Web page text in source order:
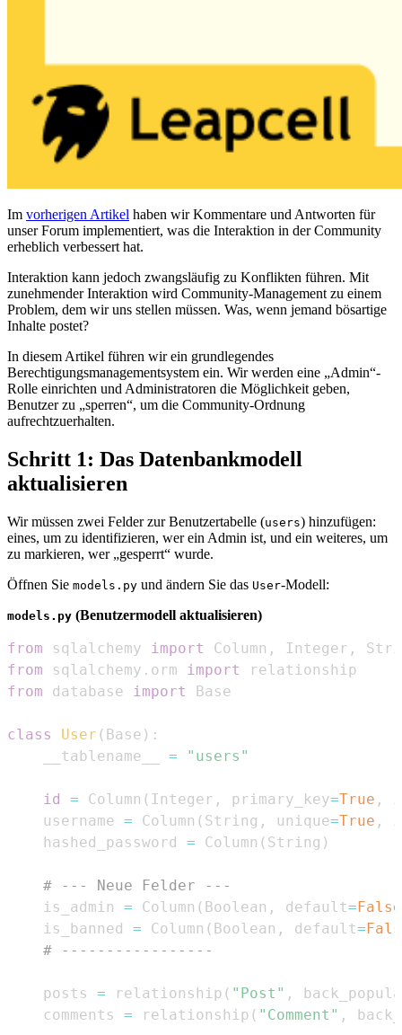
Im vorherigen Artikel haben wir Kommentare und Antworten für
unser Forum implementiert, was die Interaktion in der Community
erheblich verbessert hat.
Interaktion kann jedoch zwangsläufig zu Konflikten führen. Mit
zunehmender Interaktion wird Community-Management zu einem
Problem, dem wir uns stellen müssen. Was, wenn jemand bösartige
Inhalte postet?
In diesem Artikel führen wir ein grundlegendes
Berechtigungsmanagementsystem ein. Wir werden eine „Admin“-
Rolle einrichten und Administratoren die Möglichkeit geben,
Benutzer zu „sperren“, um die Community-Ordnung
aufrechtzuerhalten.
Schritt 1: Das Datenbankmodell
aktualisieren
Wir müssen zwei Felder zur Benutzertabelle (users) hinzufügen:
eines, um zu identifizieren, wer ein Admin ist, und ein weiteres, um
zu markieren, wer „gesperrt“ wurde.
Öffnen Sie models.py und ändern Sie das User-Modell:
models.py (Benutzermodell aktualisieren)
from sqlalchemy import Column , Integer ,
from sqlalchemy . orm import
from database import
class User ( Base ) :
    __tablename__
= "users"
id = Column ( Integer , primary_key=True ,
    username
= Column ( String , unique=True ,
    hashed_password
= Column ( String )
# --- Neue Felder ---
    is_admin
= Column ( Boolean , default=False
    is_banned
= Column ( Boolean , default=
# -----------------
    posts
= relationship ( "Post" ,
    comments
= relationship ( "Comment" ,